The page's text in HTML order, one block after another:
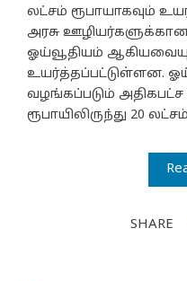
லட்சம் ரூபாயாகவும்
அரசு ஊழியர்களுக்கான
ஓய்வூதியம்
உயர்த்தப்பட்டுள்ளன.
வழங்கப்படும் அதிகபட்ச
ரூபாயிலிருந்து 20 லட்சம்
SHARE